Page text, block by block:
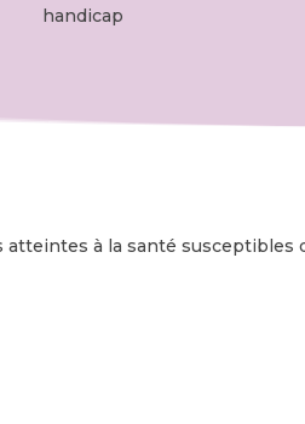
handicap
à la santé susceptibles